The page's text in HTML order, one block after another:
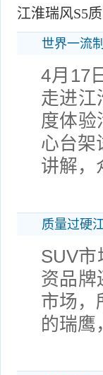
江淮瑞风S5
世界一流
4月17
走进江
度体验
心台架
讲解，
质量过硬
SUV市
资品牌
市场，
的瑞鹰